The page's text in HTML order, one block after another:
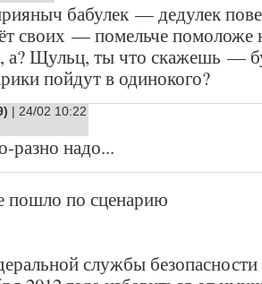
бабулек — дедулек
своих — помельче помоложе
а? Щульц, ты что скажешь —
пойдут в одинокого?
| 24/02 10:22
разно надо...
пошло по сценарию
службы